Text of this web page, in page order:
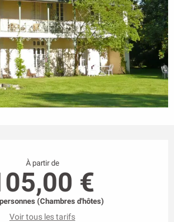
À partir de
€
(Chambres d'hôtes)
Voir tous les tarifs